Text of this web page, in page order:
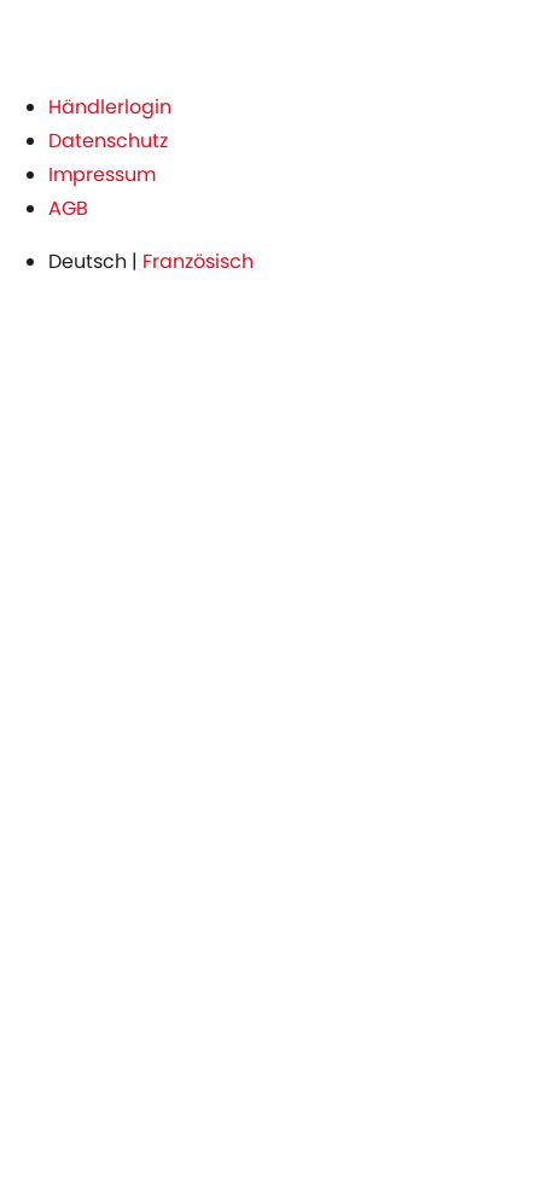
Händlerlogin
Datenschutz
Impressum
AGB
Deutsch | Französisch